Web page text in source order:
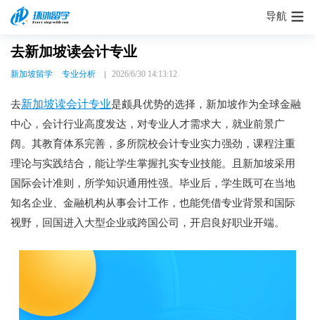
导航
去新加坡读会计专业
新加坡留学 专业分析 2026/6/30 14:13:12
去新加坡读会计专业是颇具优势的选择，新加坡作为全球金融
中心，会计行业高度发达，对专业人才需求大，就业前景广
阔。其教育体系完善，多所院校会计专业实力强劲，课程注重
理论与实践结合，能让学生掌握扎实专业技能。且新加坡采用
国际会计准则，所学知识通用性强。毕业后，学生既可在当地
知名企业、金融机构从事会计工作，也能凭借专业背景和国际
视野，回国进入大型企业或跨国公司，开启良好职业开端。